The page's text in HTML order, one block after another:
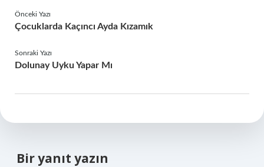
Önceki Yazı
Çocuklarda Kaçıncı Ayda Kızamık
Sonraki Yazı
Dolunay Uyku Yapar Mı
Bir yanıt yazın